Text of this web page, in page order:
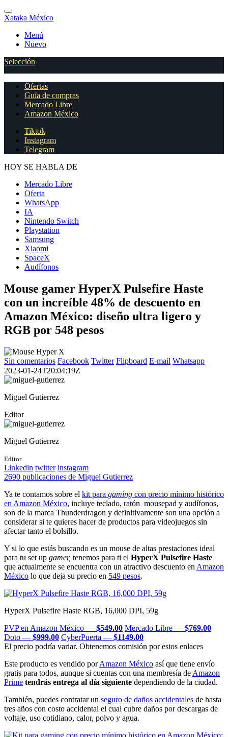
Xataka México
Menú
Nuevo
Selección
Ofertas
Guía de compras
Mercado Libre
Amazon México
Tiktok
Instagram
Telegram
HOY SE HABLA DE
Mercado Libre
Oferta
WhatsApp
IA
Nintendo Switch
Playstation
Samsung
Xiaomi
SpaceX
Audífonos
Mouse gamer HyperX Pulsefire Haste
con un increíble 48% de descuento en
Amazon México: diseño ultra ligero y
RGB por 548 pesos
Sin comentarios Facebook Twitter Flipboard E-mail Whatsapp
2023-01-24T20:04:19Z
Miguel Gutierrez
Editor
Miguel Gutierrez
Editor
Linkedin twitter instagram
2690 publicaciones de Miguel Gutierrez
Ya te contamos sobre el kit para gaming con precio mínimo histórico
en Amazon México, incluye teclado, ratón mousepad y audífonos,
son de la marca Thunderdragon y definitivamente son una opción a
considerar si te quieres hacer de productos para videojuegos sin
afectar tanto el bolsillo.
Y si lo que estás buscando es un mouse de altas prestaciones ideal
para tu set up gamer, tenemos para ti el HyperX Pulsefire Haste
que actualmente se encuentra con un atractivo descuento en Amazon
México lo que deja su precio en 549 pesos.
HyperX Pulsefire Haste RGB, 16,000 DPI, 59g
PVP en Amazon México — $549.00 Mercado Libre — $769.00
Doto — $999.00 CyberPuerta — $1149.00
El precio podría variar. Obtenemos comisión por estos enlaces
Este producto es vendido porAmazon México así que tiene envío
gratis para todos, aunque si cuentas con una membresía de Amazon
Prime tendrás entrega al día siguiente dependiendo de la ciudad.
También, puedes contratar un seguro de daños accidentales de hasta
tres años con costo accidental el cual cubre daños por descargas de
voltaje, uso cotidiano, calor, polvo y agua.